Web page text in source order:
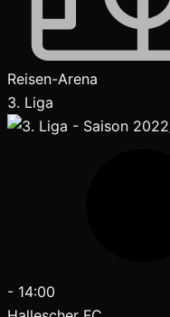
Reisen-Arena
3. Liga
- 14:00